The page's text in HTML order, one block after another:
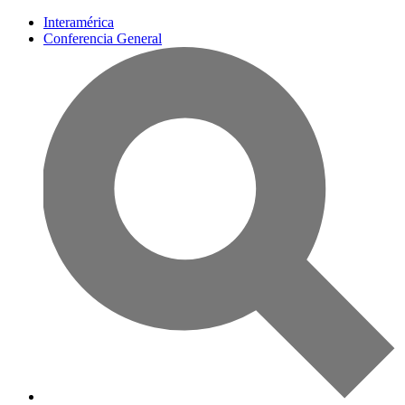
Interamérica
Conferencia General